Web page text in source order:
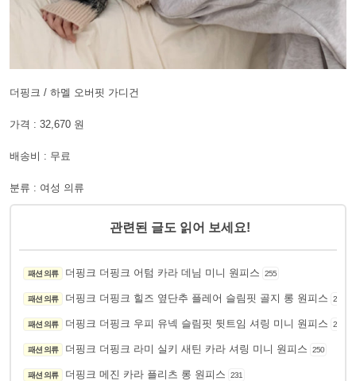
더핑크 / 하멜 오버핏 가디건
가격 : 32,670 원
배송비 : 무료
분류 : 여성 의류
관련된 글도 읽어 보세요!
패션 의류 더핑크 더핑크 어텀 카라 데님 미니 원피스 255
패션 의류 더핑크 더핑크 힐즈 옆단추 플레어 슬림핏 골지 롱 원피스 249
패션 의류 더핑크 더핑크 우피 유넥 슬림핏 뒷트임 셔링 미니 원피스 266
패션 의류 더핑크 더핑크 라미 실키 새틴 카라 셔링 미니 원피스 250
패션 의류 더핑크 메진 카라 플리츠 롱 원피스 231